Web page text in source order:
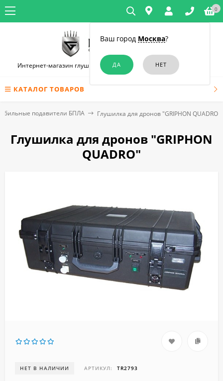
Ваш город Москва?
0
Интернет-магазин глушилок связи и диктофонов в Челябинске
КАТАЛОГ ТОВАРОВ
подавители БПЛА Глушилка для дронов "GRIPHON QUADRO"
Глушилка для дронов "GRIPHON
QUADRO"
НЕТ В НАЛИЧИИ АРТИКУЛ: TR2793